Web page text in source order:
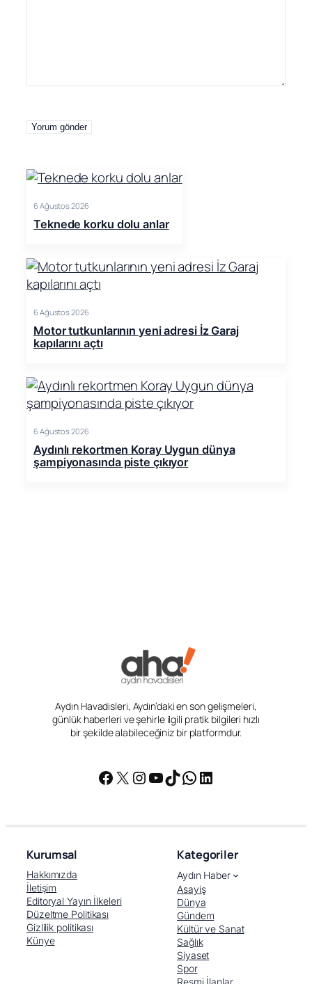
6 Ağustos 2026
Teknede korku dolu anlar
6 Ağustos 2026
Motor tutkunlarının yeni adresi İz Garaj
kapılarını açtı
6 Ağustos 2026
Aydınlı rekortmen Koray Uygun dünya
şampiyonasında piste çıkıyor
Aydın Havadisleri, Aydın’daki en son gelişmeleri,
günlük haberleri ve şehirle ilgili pratik bilgileri hızlı
bir şekilde alabileceğiniz bir platformdur.
Facebook
X Instagram
YouTube
TikTok
WhatsApp
LinkedIn
Kurumsal
Hakkımızda
İletişim
Editoryal Yayın İlkeleri
Düzeltme Politikası
Gizlilik politikası
Künye
Kategoriler
Aydın Haber
Asayiş
Dünya
Gündem
Kültür ve Sanat
Sağlık
Siyaset
Spor